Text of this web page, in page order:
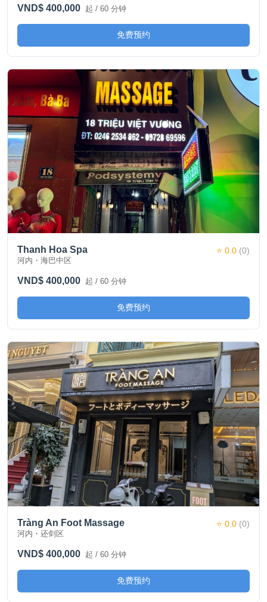
VND$ 400,000 起 / 60 分钟
免费预约
Thanh Hoa Spa
河内・海巴中区
⭐ 0.0 (0)
VND$ 400,000 起 / 60 分钟
免费预约
Tràng An Foot Massage
河内・还剑区
⭐ 0.0 (0)
VND$ 400,000 起 / 60 分钟
免费预约